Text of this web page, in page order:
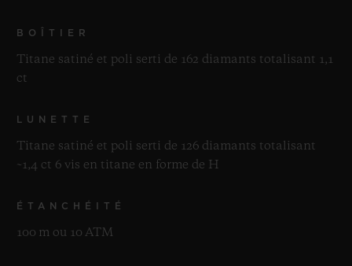
BOÎTIER
Titane satiné et poli serti de 162 diamants totalisant 1,1
ct
LUNETTE
Titane satiné et poli serti de 126 diamants totalisant
~1,4 ct 6 vis en titane en forme de H
ÉTANCHÉITÉ
100 m ou 10 ATM